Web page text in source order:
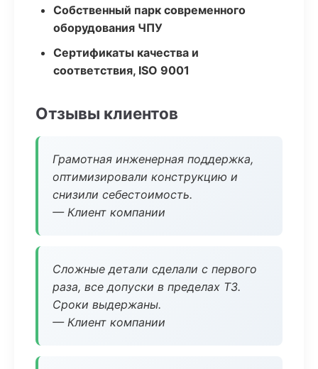
Собственный парк современного
оборудования ЧПУ
Сертификаты качества и
соответствия, ISO 9001
Отзывы клиентов
Грамотная инженерная поддержка,
оптимизировали конструкцию и
снизили себестоимость.
— Клиент компании
Сложные детали сделали с первого
раза, все допуски в пределах ТЗ.
Сроки выдержаны.
— Клиент компании